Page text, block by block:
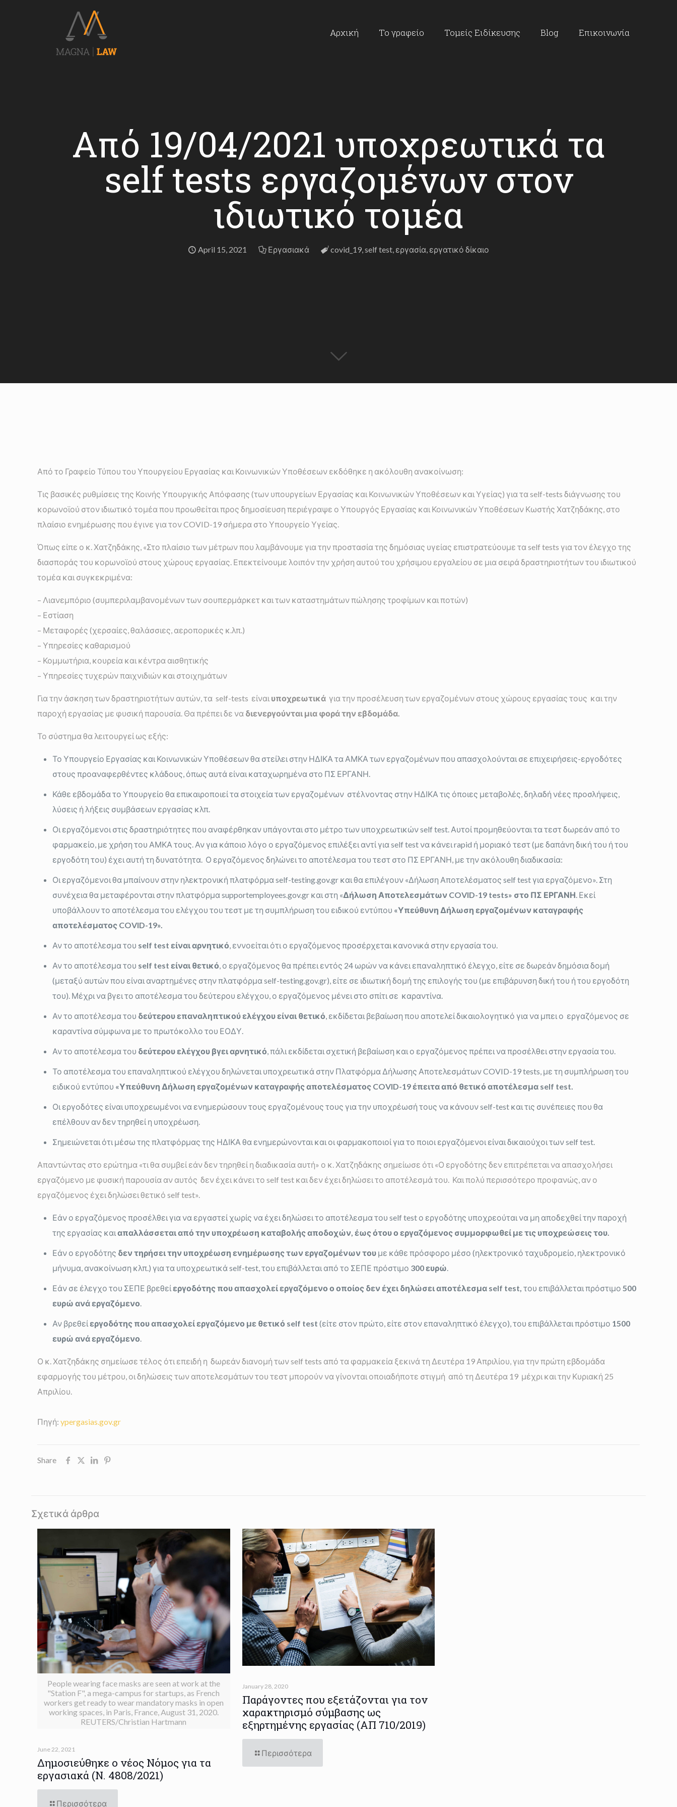
Αρχική Το γραφείο Τομείς Ειδίκευσης Blog Επικοινωνία
Από 19/04/2021 υποχρεωτικά τα
self tests εργαζομένων στον
ιδιωτικό τομέα
April 15, 2021 Εργασιακά covid_19,self test, εργασία, εργατικό δίκαιο
Από το Γραφείο Τύπου του Υπουργείου Εργασίας και Κοινωνικών Υποθέσεων εκδόθηκε η ακόλουθη ανακοίνωση:
Τις βασικές ρυθμίσεις της Κοινής Υπουργικής Απόφασης (των υπουργείων Εργασίας και Κοινωνικών Υποθέσεων και Υγείας) για τα self-tests διάγνωσης του
κορωνοϊού στον ιδιωτικό τομέα που προωθείται προς δημοσίευση περιέγραψε ο Υπουργός Εργασίας και Κοινωνικών Υποθέσεων Κωστής Χατζηδάκης, στο
πλαίσιο ενημέρωσης που έγινε για τον COVID-19 σήμερα στο Υπουργείο Υγείας.
Όπως είπε ο κ. Χατζηδάκης, «Στο πλαίσιο των μέτρων που λαμβάνουμε για την προστασία της δημόσιας υγείας επιστρατεύουμε τα self tests για τον έλεγχο της
διασποράς του κορωνοϊού στους χώρους εργασίας. Επεκτείνουμε λοιπόν την χρήση αυτού του χρήσιμου εργαλείου σε μια σειρά δραστηριοτήτων του ιδιωτικού
τομέα και συγκεκριμένα:
– Λιανεμπόριο (συμπεριλαμβανομένων των σουπερμάρκετ και των καταστημάτων πώλησης τροφίμων και ποτών)
– Εστίαση
– Μεταφορές (χερσαίες, θαλάσσιες, αεροπορικές κ.λπ.)
– Υπηρεσίες καθαρισμού
– Κομμωτήρια, κουρεία και κέντρα αισθητικής
– Υπηρεσίες τυχερών παιχνιδιών και στοιχημάτων
Για την άσκηση των δραστηριοτήτων αυτών, τα self-tests είναι υποχρεωτικάγια την προσέλευση των εργαζομένων στους χώρους εργασίας τους και την
παροχή εργασίας με φυσική παρουσία. Θα πρέπει δε να διενεργούνται μια φορά την εβδομάδα.
Το σύστημα θα λειτουργεί ως εξής:
Το Υπουργείο Εργασίας και Κοινωνικών Υποθέσεων θα στείλει στην ΗΔΙΚΑ τα ΑΜΚΑ των εργαζομένων που απασχολούνται σε επιχειρήσεις-εργοδότες
στους προαναφερθέντες κλάδους, όπως αυτά είναι καταχωρημένα στο ΠΣ ΕΡΓΑΝΗ.
Κάθε εβδομάδα το Υπουργείο θα επικαιροποιεί τα στοιχεία των εργαζομένων στέλνοντας στην ΗΔΙΚΑ τις όποιες μεταβολές, δηλαδή νέες προσλήψεις,
λύσεις ή λήξεις συμβάσεων εργασίας κλπ.
Οι εργαζόμενοι στις δραστηριότητες που αναφέρθηκαν υπάγονται στο μέτρο των υποχρεωτικών self test. Αυτοί προμηθεύονται τα τεστ δωρεάν από το
φαρμακείο, με χρήση του ΑΜΚΑ τους. Αν για κάποιο λόγο ο εργαζόμενος επιλέξει αντί για self test να κάνει rapid ή μοριακό τεστ (με δαπάνη δική του ή του
εργοδότη του) έχει αυτή τη δυνατότητα. Ο εργαζόμενος δηλώνει το αποτέλεσμα του τεστ στο ΠΣ ΕΡΓΑΝΗ, με την ακόλουθη διαδικασία:
Οι εργαζόμενοι θα μπαίνουν στην ηλεκτρονική πλατφόρμα self-testing.gov.gr και θα επιλέγουν «Δήλωση Αποτελέσματος self test για εργαζόμενο». Στη
συνέχεια θα μεταφέρονται στην πλατφόρμα supportemployees.gov.gr και στη «Δήλωση Αποτελεσμάτων COVID-19 tests» στο ΠΣ ΕΡΓΑΝΗ. Εκεί
υποβάλλουν το αποτέλεσμα του ελέγχου του τεστ με τη συμπλήρωση του ειδικού εντύπου «Υπεύθυνη Δήλωση εργαζομένων καταγραφής
αποτελέσματος COVID-19».
Αν το αποτέλεσμα του self test είναι αρνητικό, εννοείται ότι ο εργαζόμενος προσέρχεται κανονικά στην εργασία του.
Αν το αποτέλεσμα του self test είναι θετικό, ο εργαζόμενος θα πρέπει εντός 24 ωρών να κάνει επαναληπτικό έλεγχο, είτε σε δωρεάν δημόσια δομή
(μεταξύ αυτών που είναι αναρτημένες στην πλατφόρμα self-testing.gov.gr), είτε σε ιδιωτική δομή της επιλογής του (με επιβάρυνση δική του ή του εργοδότη
του). Μέχρι να βγει το αποτέλεσμα του δεύτερου ελέγχου, ο εργαζόμενος μένει στο σπίτι σε καραντίνα.
Αν το αποτέλεσμα του δεύτερου επαναληπτικού ελέγχου είναι θετικό, εκδίδεται βεβαίωση που αποτελεί δικαιολογητικό για να μπει ο εργαζόμενος σε
καραντίνα σύμφωνα με το πρωτόκολλο του ΕΟΔΥ.
Αν το αποτέλεσμα του δεύτερου ελέγχου βγει αρνητικό, πάλι εκδίδεται σχετική βεβαίωση και ο εργαζόμενος πρέπει να προσέλθει στην εργασία του.
Το αποτέλεσμα του επαναληπτικού ελέγχου δηλώνεται υποχρεωτικά στην Πλατφόρμα Δήλωσης Αποτελεσμάτων COVID-19 tests, με τη συμπλήρωση του
ειδικού εντύπου «Υπεύθυνη Δήλωση εργαζομένων καταγραφής αποτελέσματος COVID-19 έπειτα από θετικό αποτέλεσμα self test.
Οι εργοδότες είναι υποχρεωμένοι να ενημερώσουν τους εργαζομένους τους για την υποχρέωσή τους να κάνουν self-test και τις συνέπειες που θα
επέλθουν αν δεν τηρηθεί η υποχρέωση.
Σημειώνεται ότι μέσω της πλατφόρμας της ΗΔΙΚΑ θα ενημερώνονται και οι φαρμακοποιοί για το ποιοι εργαζόμενοι είναι δικαιούχοι των self test.
Απαντώντας στο ερώτημα «τι θα συμβεί εάν δεν τηρηθεί η διαδικασία αυτή» ο κ. Χατζηδάκης σημείωσε ότι «Ο εργοδότης δεν επιτρέπεται να απασχολήσει
εργαζόμενο με φυσική παρουσία αν αυτός δεν έχει κάνει το self test και δεν έχει δηλώσει το αποτέλεσμά του. Και πολύ περισσότερο προφανώς, αν ο
εργαζόμενος έχει δηλώσει θετικό self test».
Εάν ο εργαζόμενος προσέλθει για να εργαστεί χωρίς να έχει δηλώσει το αποτέλεσμα του self test ο εργοδότης υποχρεούται να μη αποδεχθεί την παροχή
της εργασίας καιαπαλλάσσεται από την υποχρέωση καταβολής αποδοχών, έως ότου ο εργαζόμενος συμμορφωθεί με τις υποχρεώσεις του.
Εάν ο εργοδότης δεν τηρήσει την υποχρέωση ενημέρωσης των εργαζομένων του με κάθε πρόσφορο μέσο (ηλεκτρονικό ταχυδρομείο, ηλεκτρονικό
μήνυμα, ανακοίνωση κλπ.) για τα υποχρεωτικά self-test, του επιβάλλεται από το ΣΕΠΕ πρόστιμο 300 ευρώ.
Εάν σε έλεγχο του ΣΕΠΕ βρεθείεργοδότης που απασχολεί εργαζόμενο ο οποίος δεν έχει δηλώσει αποτέλεσμα self test, του επιβάλλεται πρόστιμο500
ευρώ ανά εργαζόμενο.
Αν βρεθείεργοδότης που απασχολεί εργαζόμενο με θετικό self test (είτε στον πρώτο, είτε στον επαναληπτικό έλεγχο), του επιβάλλεται πρόστιμο 1500
ευρώ ανά εργαζόμενο.
Ο κ. Χατζηδάκης σημείωσε τέλος ότι επειδή η δωρεάν διανομή των self tests από τα φαρμακεία ξεκινά τη Δευτέρα 19 Απριλίου, για την πρώτη εβδομάδα
εφαρμογής του μέτρου, οι δηλώσεις των αποτελεσμάτων του τεστ μπορούν να γίνονται οποιαδήποτε στιγμή από τη Δευτέρα 19 μέχρι και την Κυριακή 25
Απριλίου.
Πηγή:ypergasias.gov.gr
Share
Σχετικά άρθρα
People wearing face masks are seen at work at the
"Station F", a mega-campus for startups, as French
workers get ready to wear mandatory masks in open
working spaces, in Paris, France, August 31, 2020.
REUTERS/Christian Hartmann
June 22, 2021
Δημοσιεύθηκε ο νέος Νόμος για τα
εργασιακά (Ν. 4808/2021)
Περισσότερα
January 28, 2020
Παράγοντες που εξετάζονται για τον
χαρακτηρισμό σύμβασης ως
εξηρτημένης εργασίας (ΑΠ 710/2019)
Περισσότερα